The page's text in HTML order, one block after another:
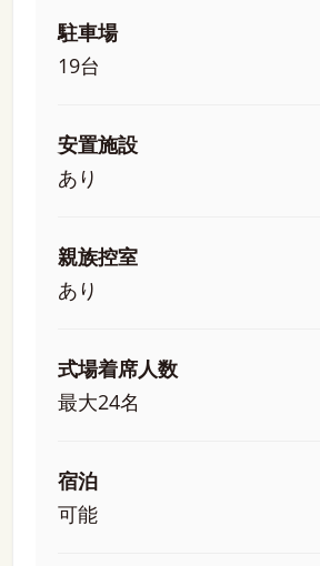
駐車場
19台
安置施設
あり
親族控室
あり
式場着席人数
最大24名
宿泊
可能